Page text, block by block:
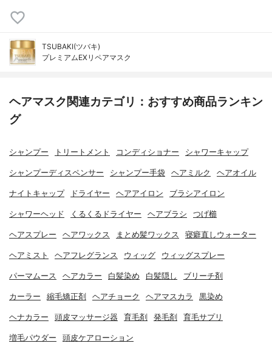
TSUBAKI(ツバキ)
プレミアムEXリペアマスク
ヘアマスク関連カテゴリ：おすすめ商品ランキン
グ
シャンプー トリートメント コンディショナー シャワーキャップ
シャンプーディスペンサー シャンプー手袋 ヘアミルク ヘアオイル
ナイトキャップ ドライヤー ヘアアイロン ブラシアイロン
シャワーヘッド くるくるドライヤー ヘアブラシ つげ櫛
ヘアスプレー ヘアワックス まとめ髪ワックス 寝癖直しウォーター
ヘアミスト ヘアフレグランス ウィッグ ウィッグスプレー
パーマムース ヘアカラー 白髪染め 白髪隠し ブリーチ剤
カーラー 縮毛矯正剤 ヘアチョーク ヘアマスカラ 黒染め
ヘナカラー 頭皮マッサージ器 育毛剤 発毛剤 育毛サプリ
増毛パウダー 頭皮ケアローション